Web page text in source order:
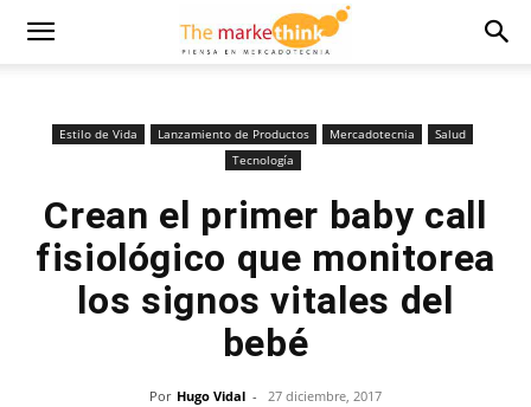
Estilo de Vida Lanzamiento de Productos Mercadotecnia
Salud
Tecnología
Crean el primer baby call
fisiológico que monitorea
los signos vitales del
bebé
Por Hugo Vidal - 27 diciembre, 2017